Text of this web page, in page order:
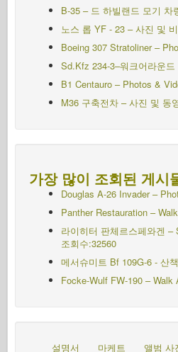
B-35 – 드 하빌랜드 모기 차
노스 롭 YF - 23 – 사진 및
Boeing 307 Stratoliner –
Sd.Kfz 234-3–워크어라운
B1 Centauro – Photos &
M36 구축전차 – 사진 및 동
가장 많이 조회된 게시
Douglas A-26 Invader –
Panther Restauration –
라이히터 판체르스페와겐
조회수:32560
메서슈미트 Bf 109G-6 - 산책
Focke-Wulf FW-190 –
설명서 마케트 앨범 사